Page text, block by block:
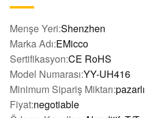
Menşe Yeri:Shenzhen
Marka Adı:EMicco
Sertifikasyon:CE RoHS
Model Numarası:YY-UH416
Minimum Sipariş Miktarı:
Fiyat:negotiable